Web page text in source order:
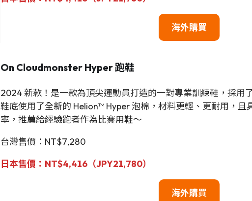
海外購買
On Cloudmonster Hyper 跑鞋
2024 新款！是一款為頂尖運動員打造的一對專業訓練鞋，採用
鞋底使用了全新的 Helion™ Hyper 泡棉，材料更輕、更耐用，且
率，推薦給經驗跑者作為比賽用鞋～
台灣售價：NT$7,280
日本售價： NT$4,416（JPY21,780）
海外購買